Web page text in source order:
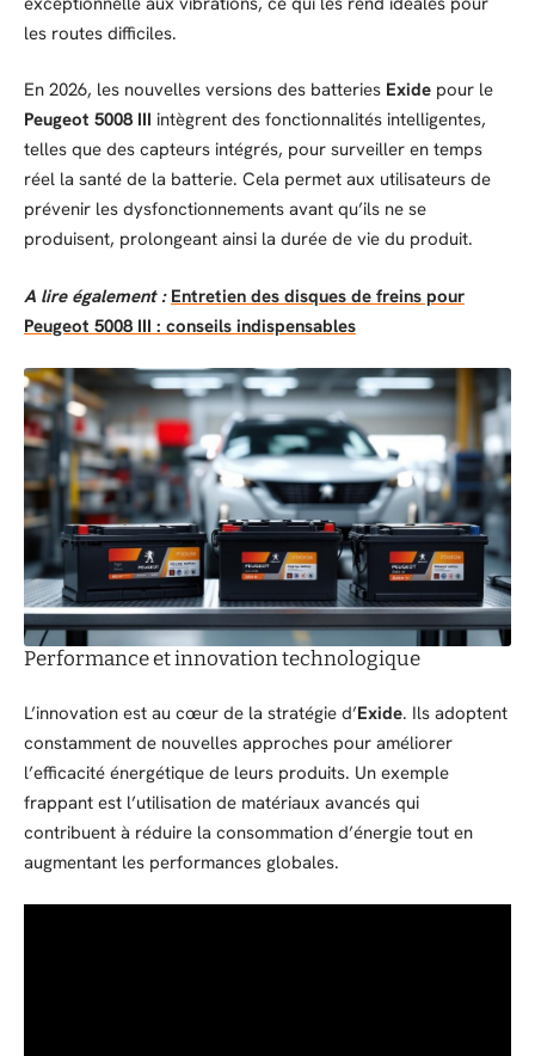
les routes difficiles.
En 2026, les nouvelles versions des batteries Exide pour le
Peugeot 5008 III intègrent des fonctionnalités intelligentes,
telles que des capteurs intégrés, pour surveiller en temps
réel la santé de la batterie. Cela permet aux utilisateurs de
prévenir les dysfonctionnements avant qu’ils ne se
produisent, prolongeant ainsi la durée de vie du produit.
A lire également : Entretien des disques de freins pour
Peugeot 5008 III : conseils indispensables
Performance et innovation technologique
L’innovation est au cœur de la stratégie d’Exide. Ils adoptent
constamment de nouvelles approches pour améliorer
l’efficacité énergétique de leurs produits. Un exemple
frappant est l’utilisation de matériaux avancés qui
contribuent à réduire la consommation d’énergie tout en
augmentant les performances globales.